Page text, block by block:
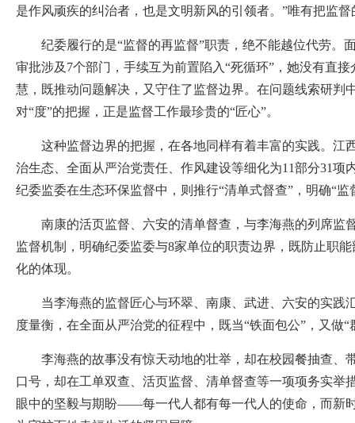
是作风顽疾的纠治者，也是文明新风的引领者。”唯有把监
纪委履行的是“监督的再监督”职责，绝不能越位代劳。面
审批涉及7个部门，手续互为前置陷入“死循环”，她没有直
慧，既推动问题解决，又守住了监督边界。在问题线索研判
对“度”的把握，正是监督工作最珍贵的“匠心”。
这种监督边界的把握，在各地同样有着丰富的实践。江
治生态、全面从严治党责任、作风建设等细化为11部分31
纪委监委在生态环保监督中，则推行“清单式督查”，明确“
南康的活页监督、六安的清单督查，与李海燕的列席监督
监督机制，明确纪委监委与8家单位的职责边界，既防止职
化的体现。
当李海燕的监督匠心与环翠、南康、武进、六安的实践
度量衡，在全面从严治党的征程中，既当“铁面包公”，又做“
李海燕的故事没有惊天动地的壮举，却在校园餐抽查、
口号，却在工单双查、活页监督、清单督查等一项项务实
眼中的坚毅与期盼——每一代人都有每一代人的使命，而新